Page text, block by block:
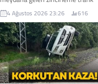
kazasında, Ordu'nun Ulubey ilçesi
nüfusuna kayıtlı 29 yaşındaki
Kotan hayatını kaybetti. Araba
için Şanlıurfa'ya gittiği öğrenilen
gençten gelen acı haber,
yasa boğdu. İşte detaylar...
4 Ağustos 2026 23:26 616